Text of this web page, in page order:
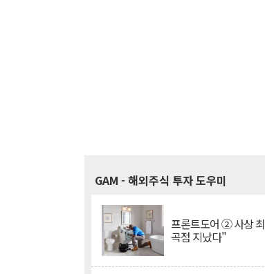
GAM - 해외주식 투자 도우미
프론트도어 ② 사상
곡점 지났다"